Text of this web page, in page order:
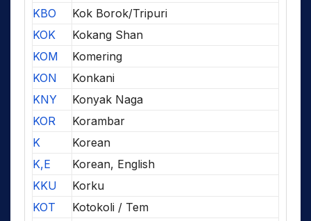
KBO
Kok Borok/Tripuri
KOK
Kokang Shan
KOM
Komering
KON
Konkani
KNY
Konyak Naga
KOR
Korambar
K
Korean
K,E
Korean, English
KKU
Korku
KOT
Kotokoli / Tem